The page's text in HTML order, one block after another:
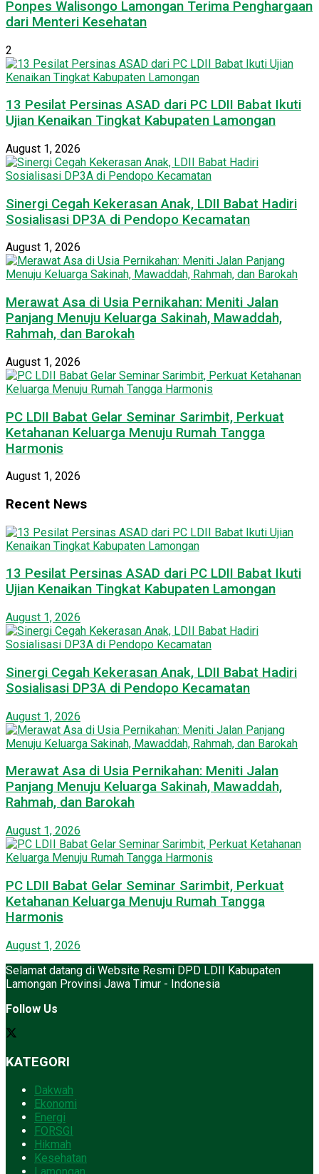
Ponpes Walisongo Lamongan Terima Penghargaan
dari Menteri Kesehatan
2
13 Pesilat Persinas ASAD dari PC LDII Babat Ikuti
Ujian Kenaikan Tingkat Kabupaten Lamongan
August 1, 2026
Sinergi Cegah Kekerasan Anak, LDII Babat Hadiri
Sosialisasi DP3A di Pendopo Kecamatan
August 1, 2026
Merawat Asa di Usia Pernikahan: Meniti Jalan
Panjang Menuju Keluarga Sakinah, Mawaddah,
Rahmah, dan Barokah
August 1, 2026
PC LDII Babat Gelar Seminar Sarimbit, Perkuat
Ketahanan Keluarga Menuju Rumah Tangga
Harmonis
August 1, 2026
Recent News
13 Pesilat Persinas ASAD dari PC LDII Babat Ikuti
Ujian Kenaikan Tingkat Kabupaten Lamongan
August 1, 2026
Sinergi Cegah Kekerasan Anak, LDII Babat Hadiri
Sosialisasi DP3A di Pendopo Kecamatan
August 1, 2026
Merawat Asa di Usia Pernikahan: Meniti Jalan
Panjang Menuju Keluarga Sakinah, Mawaddah,
Rahmah, dan Barokah
August 1, 2026
PC LDII Babat Gelar Seminar Sarimbit, Perkuat
Ketahanan Keluarga Menuju Rumah Tangga
Harmonis
August 1, 2026
Selamat datang di Website Resmi DPD LDII Kabupaten
Lamongan Provinsi Jawa Timur - Indonesia
Follow Us
KATEGORI
Dakwah
Ekonomi
Energi
FORSGI
Hikmah
Kesehatan